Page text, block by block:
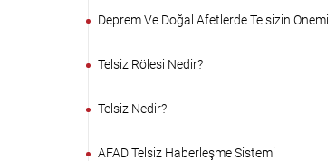
Deprem Ve Doğal Afetlerde Telsizin Önemi
Telsiz Rölesi Nedir?
Telsiz Nedir?
AFAD Telsiz Haberleşme Sistemi